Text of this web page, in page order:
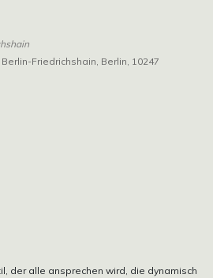
Friedrichshain, Berlin, 10247
der alle ansprechen wird, die dynamisch